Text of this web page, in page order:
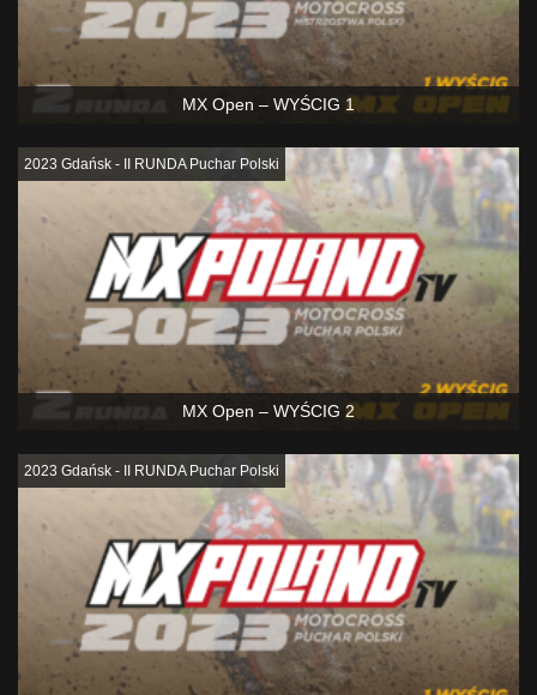
MX Open – WYŚCIG 1
MX Open – WYŚCIG 2
2023 Gdańsk - II RUNDA Puchar Polski
2023 Gdańsk - II RUNDA Puchar Polski